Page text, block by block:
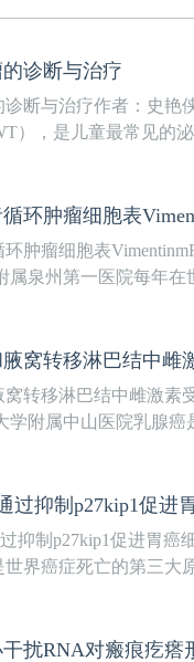
诊断与治疗
诊断与治疗作者：史
），是儿童最常见的
肿瘤细胞表
属泉州第一医院每年在
转移淋巴结中雌激素
学附属中山医院乳腺癌
过抑制p27kip1促进
抑制p27kip1促进胃
世界癌症死亡的第三大
扰RNA对瘢痕疙瘩